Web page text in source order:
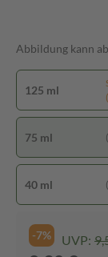
Abbildung kann
125 ml
75 ml
40 ml
-7% UVP: